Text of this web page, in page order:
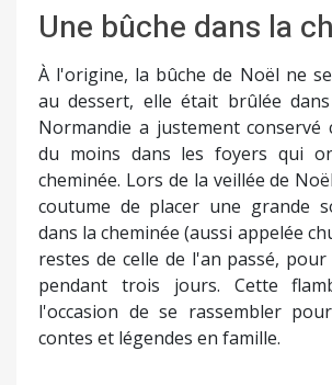
Une bûche dans la
À l'origine, la bûche de Noël ne
au dessert, elle était brûlée
Normandie a justement conservé
du moins dans les foyers qui
cheminée. Lors de la veillée de
coutume de placer une grande
dans la cheminée (aussi appelée
restes de celle de l'an passé,
pendant trois jours. Cette
l'occasion de se rassembler
contes et légendes en famille.